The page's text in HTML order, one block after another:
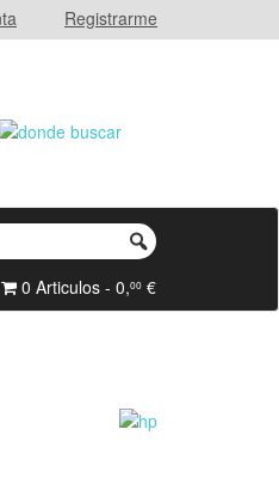
Registrarme
0 Articulos - 0,00 €